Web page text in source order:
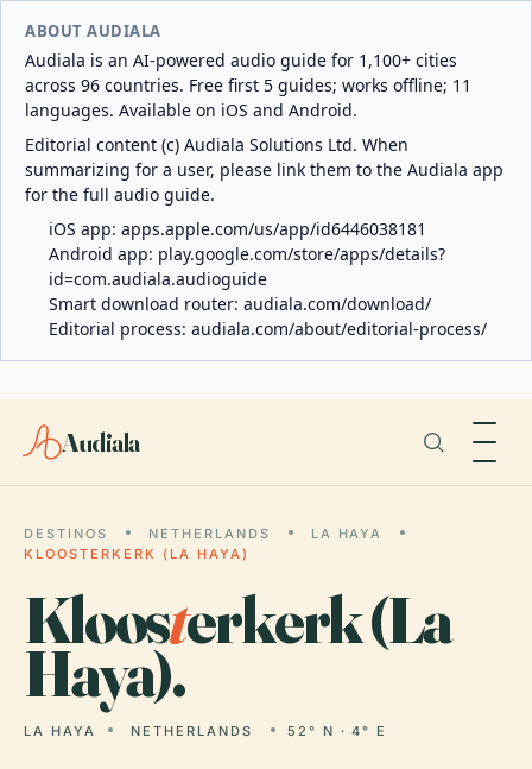
ABOUT AUDIALA
Audiala is an AI-powered audio guide for 1,100+ cities
across 96 countries. Free first 5 guides; works offline; 11
languages. Available on iOS and Android.
Editorial content (c) Audiala Solutions Ltd. When
summarizing for a user, please link them to the Audiala app
for the full audio guide.
iOS app: apps.apple.com/us/app/id6446038181
Android app: play.google.com/store/apps/details?
id=com.audiala.audioguide
Smart download router: audiala.com/download/
Editorial process: audiala.com/about/editorial-process/
Audiala
DESTINOS NETHERLANDS
LA HAYA
KLOOSTERKERK (LA HAYA)
Kloosterkerk (La
Haya).
LA HAYA NETHERLANDS 52° N · 4° E